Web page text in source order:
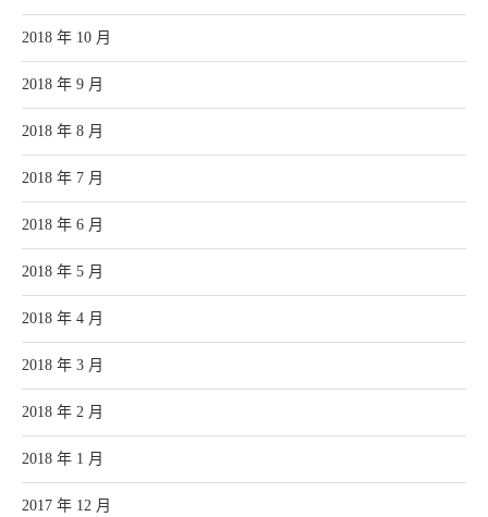
2018 年 10 月
2018 年 9 月
2018 年 8 月
2018 年 7 月
2018 年 6 月
2018 年 5 月
2018 年 4 月
2018 年 3 月
2018 年 2 月
2018 年 1 月
2017 年 12 月